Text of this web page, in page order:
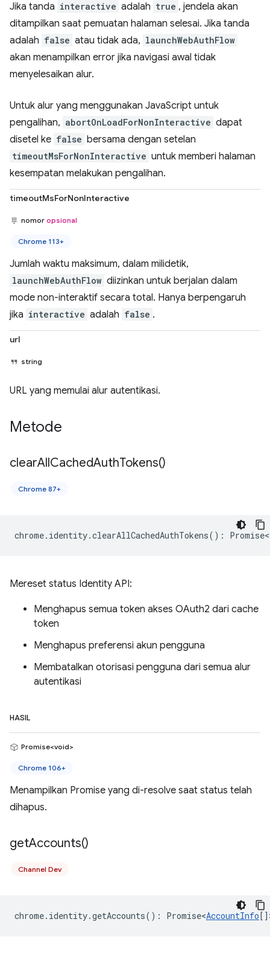
Jika tanda interactive adalah true , jendela akan
ditampilkan saat pemuatan halaman selesai. Jika tanda
adalah false atau tidak ada, launchWebAuthFlow
akan menampilkan error jika navigasi awal tidak
menyelesaikan alur.
Untuk alur yang menggunakan JavaScript untuk
pengalihan, abortOnLoadForNonInteractive dapat
disetel ke false bersama dengan setelan
timeoutMsForNonInteractive untuk memberi halaman
kesempatan melakukan pengalihan.
timeoutMsForNonInteractive
nomor opsional
Chrome 113+
Jumlah waktu maksimum, dalam milidetik,
launchWebAuthFlow diizinkan untuk berjalan dalam
mode non-interaktif secara total. Hanya berpengaruh
jika interactive adalah false .
url
string
URL yang memulai alur autentikasi.
Metode
clearAllCachedAuthTokens()
Chrome 87+
chrome. identity.clearAllCachedAuthTokens() :
Mereset status Identity API:
Menghapus semua token akses OAuth2 dari cache
token
Menghapus preferensi akun pengguna
Membatalkan otorisasi pengguna dari semua alur
autentikasi
HASIL
Promise<void>
Chrome 106+
Menampilkan Promise yang di-resolve saat status telah
dihapus.
getAccounts()
Channel Dev
chrome. identity.getAccounts() : Promise<AccountInfo[]